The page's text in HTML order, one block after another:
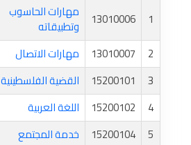
1
13010006 مهارات الحاسوب
وتطبيقاته
2
13010007 مهارات الاتصال
3
15200101 القضية الفلسطينية
4
15200102 اللغة العربية
5
15200104 خدمة المجتمع